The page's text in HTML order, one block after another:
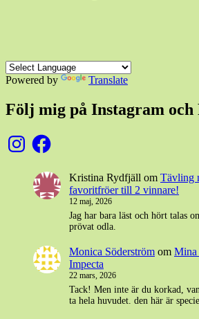
Powered by Translate
Följ mig på Instagram och
InstagramFacebook
Kristina Rydfjäll om Tävling
favoritfröer till 2 vinnare!
12 maj, 2026
Jag har bara läst och hört talas
prövat odla.
Monica Söderström om Mina
Impecta
22 mars, 2026
Tack! Men inte är du korkad,
ta hela huvudet. den här är